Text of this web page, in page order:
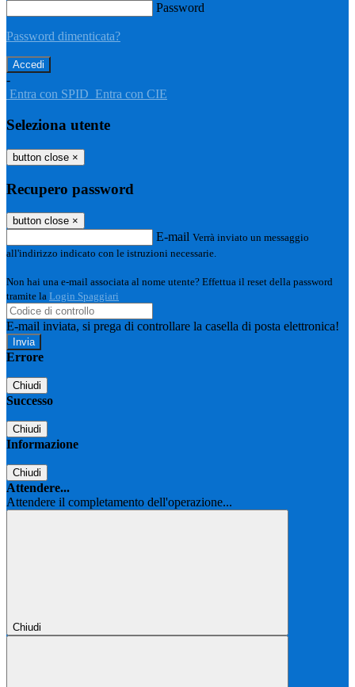
Password
Password dimenticata?
-
Entra con SPID Entra con CIE
Seleziona utente
button close ×
Recupero password
button close ×
E-mail Verrà inviato un messaggio
all'indirizzo indicato con le istruzioni necessarie.
Non hai una e-mail associata al nome utente? Effettua il reset della password
tramite la Login Spaggiari
E-mail inviata, si prega di controllare la casella di posta elettronica!
Errore
Chiudi
Successo
Chiudi
Informazione
Chiudi
Attendere...
Attendere il completamento dell'operazione...
Chiudi